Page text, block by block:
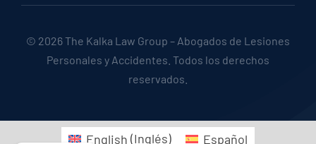
© 2026 The Kalka Law Group – Abogados de Lesiones
Personales y Accidentes. Todos los derechos
reservados.
English (Inglés) Español